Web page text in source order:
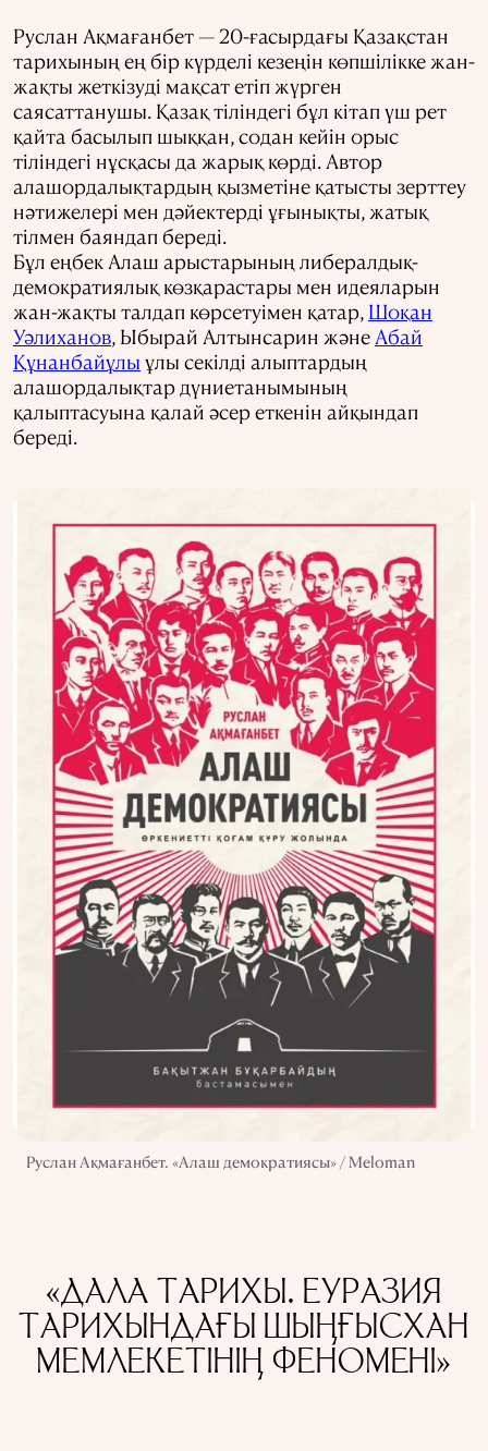
Руслан Ақмағанбет — 20-ғасырдағы Қазақстан
тарихының ең бір күрделі кезеңін көпшілікке жан-
жақты жеткізуді мақсат етіп жүрген
саясаттанушы. Қазақ тіліндегі бұл кітап үш рет
қайта басылып шыққан, содан кейін орыс
тіліндегі нұсқасы да жарық көрді. Автор
алашордалықтардың қызметіне қатысты зерттеу
нәтижелері мен дәйектерді ұғынықты, жатық
тілмен баяндап береді.
Бұл еңбек Алаш арыстарының либералдық-
демократиялық көзқарастары мен идеяларын
жан-жақты талдап көрсетуімен қатар, Шоқан
Уәлиханов, Ыбырай Алтынсарин және Абай
Құнанбайұлы ұлы секілді алыптардың
алашордалықтар дүниетанымының
қалыптасуына қалай әсер еткенін айқындап
береді.
Руслан Ақмағанбет. «Алаш демократиясы» / Meloman
«ДАЛА ТАРИХЫ. ЕУРАЗИЯ
ТАРИХЫНДАҒЫ ШЫҢҒЫСХАН
МЕМЛЕКЕТІНІҢ ФЕНОМЕНІ»